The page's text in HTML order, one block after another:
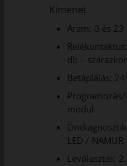
Kimenet
Áram: 0 és
db –
Betáplálás:
modul
LED / NAMUR
Leválasztás: